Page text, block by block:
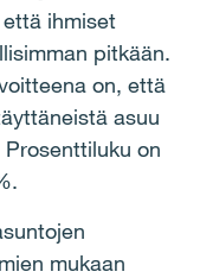
ihmiset
pitkään.
on, että
asuu
on
mukaan